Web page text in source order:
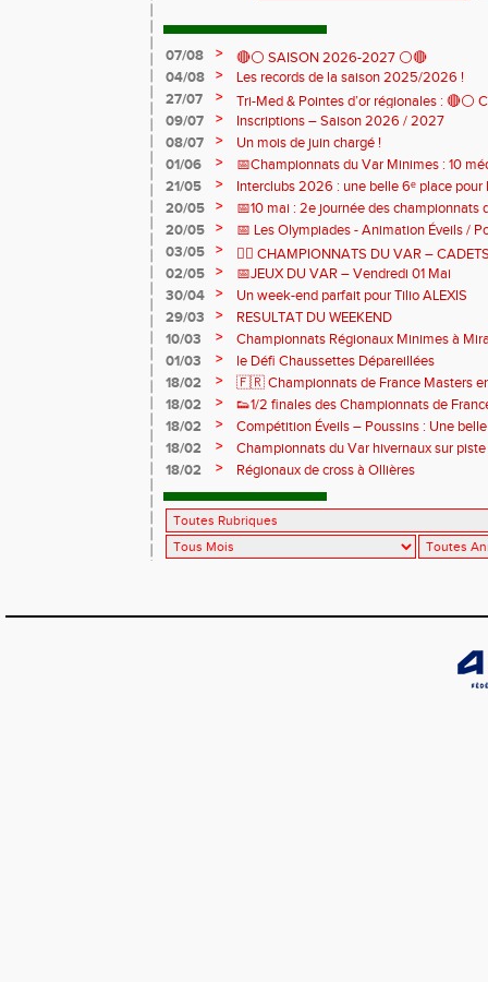
07/08 >
🔴⚪ SAISON 2026-2027 ⚪🔴
04/08
>
Les records de la saison 2025/2026 !
27/07
>
Tri-Med & Pointes d’or régionales : 🔴⚪
sur piste de nos jeunes de l'AJS ! 🏃‍♀️🏃‍♂️
09/07 >
Inscriptions – Saison 2026 / 2027
08/07
>
Un mois de juin chargé !
01/06
>
📅Championnats du Var Minimes : 10
relais pour nos jeunes !
21/05 >
Interclubs 2026 : une belle 6ᵉ place pour
20/05
>
📅10 mai : 2e journée des championnats
20/05
>
📅 Les Olympiades - Animation Éveils /
mai
03/05 >
🏃‍♀️ CHAMPIONNATS DU VAR –
02/05
>
📅JEUX DU VAR – Vendredi 01 Mai
30/04
>
Un week-end parfait pour Tilio ALEXIS
29/03
>
RESULTAT DU WEEKEND
10/03
>
Championnats Régionaux Minimes à
01/03
>
le Défi Chaussettes Dépareillées
18/02
>
🇫🇷 Championnats de France Masters
bronze
18/02 >
👟1/2 finales des Championnats de
de cross
18/02 >
Compétition Éveils – Poussins : Une
18/02
>
Championnats du Var hivernaux sur
18/02
> Régionaux de cross à Ollières